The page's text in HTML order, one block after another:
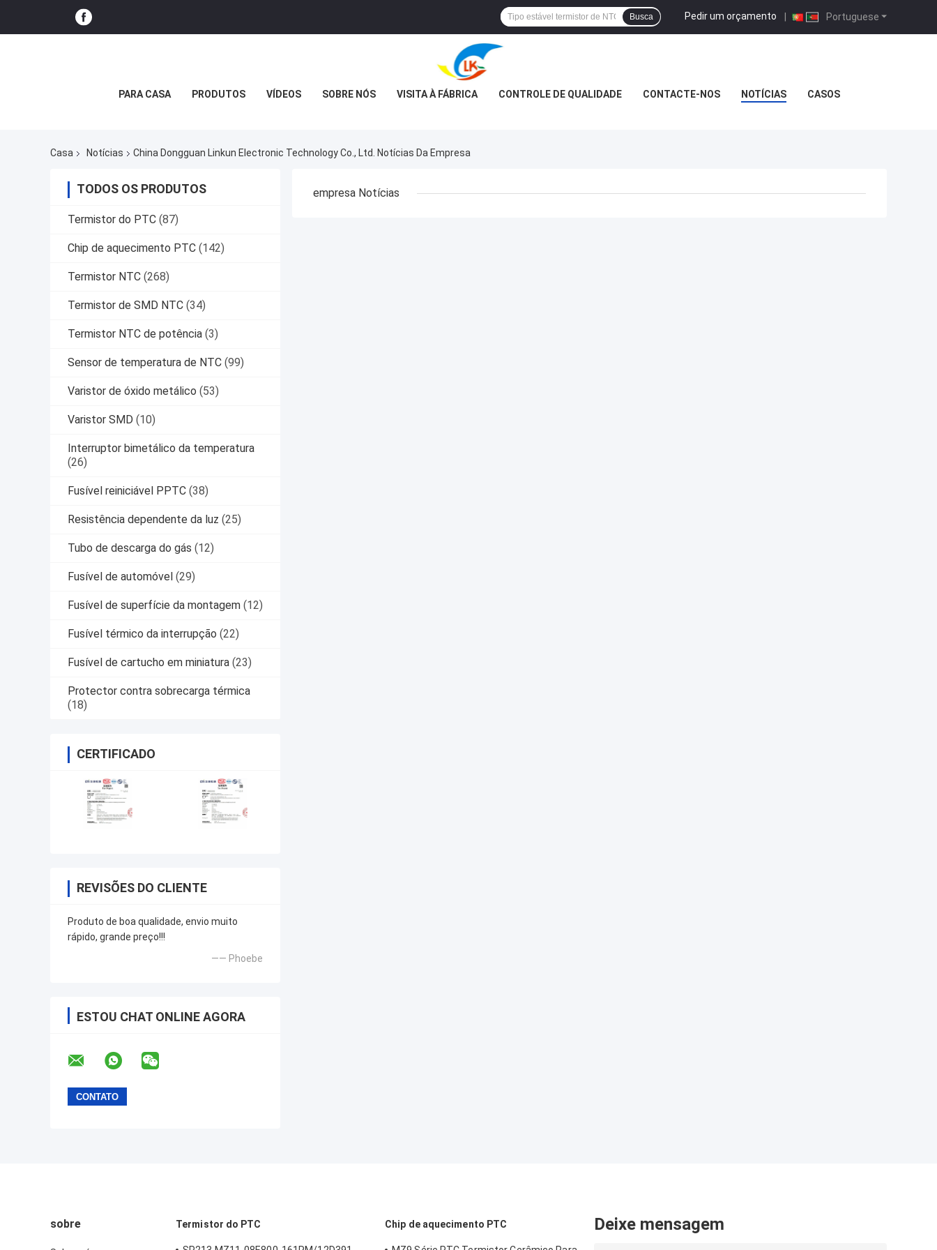
Portuguese
Pedir um orçamento |
Busca
PARA CASA PRODUTOS VÍDEOS SOBRE NÓS VISITA À FÁBRICA CONTROLE DE QUALIDADE CONTACTE-NOS NOTÍCIAS CASOS
Casa Notícias China Dongguan Linkun Electronic Technology Co., Ltd. Notícias Da Empresa
TODOS OS PRODUTOS
Termistor do PTC (87)
Chip de aquecimento PTC (142)
Termistor NTC (268)
Termistor de SMD NTC (34)
Termistor NTC de potência (3)
Sensor de temperatura de NTC (99)
Varistor de óxido metálico (53)
Varistor SMD (10)
Interruptor bimetálico da temperatura
(26)
Fusível reiniciável PPTC (38)
Resistência dependente da luz (25)
Tubo de descarga do gás (12)
Fusível de automóvel (29)
Fusível de superfície da montagem (12)
Fusível térmico da interrupção (22)
Fusível de cartucho em miniatura (23)
Protector contra sobrecarga térmica
(18)
CERTIFICADO
REVISÕES DO CLIENTE
Produto de boa qualidade, envio muito
rápido, grande preço!!!
—— Phoebe
ESTOU CHAT ONLINE AGORA
empresa Notícias
sobre Termistor do PTC Chip de aquecimento PTC Deixe mensagem